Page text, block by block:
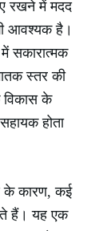
रखने में मदद
आवश्यक है।
सकारात्मक
स्तर की
विकास के
होता
के कारण, कई
हैं। यह एक